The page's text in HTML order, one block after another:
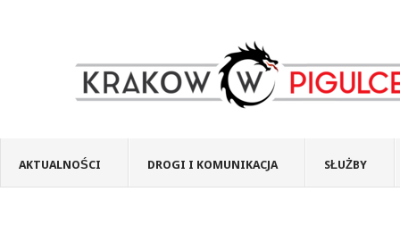
AKTUALNOŚCI DROGI I KOMUNIKACJA SŁUŻBY